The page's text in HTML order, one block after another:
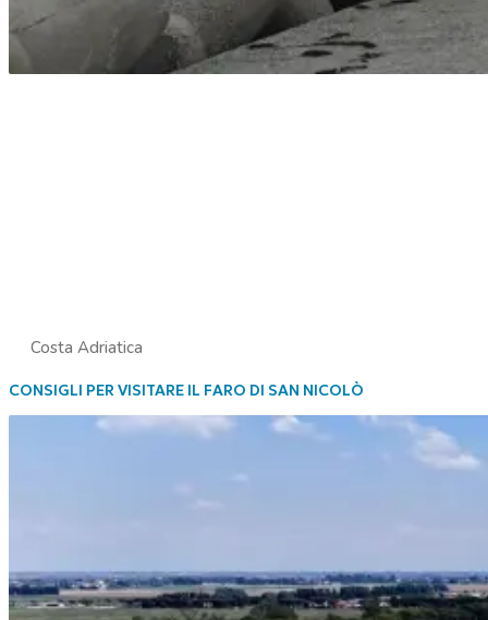
Costa Adriatica
CONSIGLI PER VISITARE IL FARO DI SAN NICOLÒ